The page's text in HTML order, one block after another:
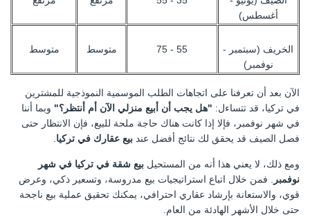
أغسطس)
الخريف (سبتمبر -
نوفمبر)
55 - 75 متوسط متوسط
الآن بعد أن تعرفنا على اتجاهات الطلب الموسمية النموذجية للمشترين
في تركيا، قد تتساءل: "هل يجب أن أبيع منزلي الآن أم أنتظر؟" وبما أننا
في شهر نوفمبر، فإلا إذا كانت هناك حاجة ملحة للبيع، فإن الانتظار حتى
فصل الصيف قد يحقق لك نتائج أفضل عند بيع عقارك في تركيا.
ومع ذلك، لا يعني هذا أنه من المستحيل بيع شقة في تركيا في شهر
نوفمبر . فمن خلال اتباع استراتيجيات بيع مدروسة، وتسعير ذكي، وعرض
قوي، والاستعانة بإرشاد عقاري احترافي، يمكنك تحقيق عملية بيع ناجحة
حتى خلال الأشهر الهادئة من العام.